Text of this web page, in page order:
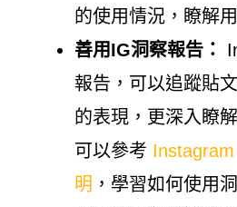
的使用情況，瞭解
善用IG洞察報告：
報告，可以追蹤貼
的表現，更深入瞭
可以參考
明 ，學習如何使用